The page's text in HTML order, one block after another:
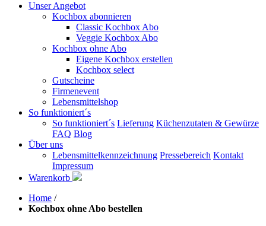
Unser Angebot
Kochbox abonnieren
Classic Kochbox Abo
Veggie Kochbox Abo
Kochbox ohne Abo
Eigene Kochbox erstellen
Kochbox select
Gutscheine
Firmenevent
Lebensmittelshop
So funktioniert´s
So funktioniert´s Lieferung Küchenzutaten & Gewürze
FAQ Blog
Über uns
Lebensmittelkennzeichnung Pressebereich Kontakt
Impressum
Warenkorb
Home /
Kochbox ohne Abo bestellen